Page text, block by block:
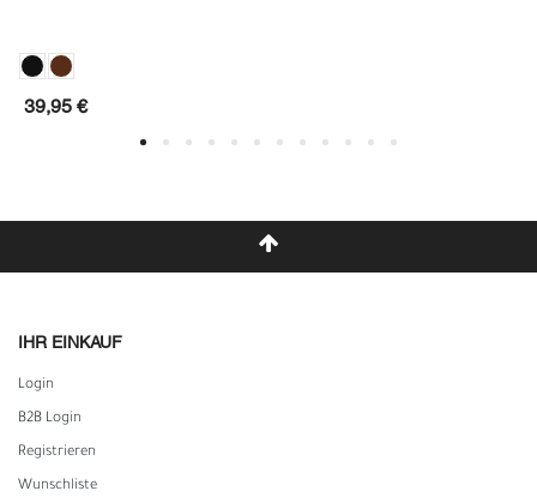
39,95 €
IHR EINKAUF
Login
B2B Login
Registrieren
Wunschliste